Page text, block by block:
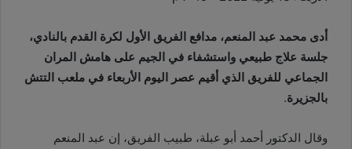
أدى محمد عبد المنعم، مدافع الفريق الأول لكرة القدم بالنادي،
جلسة علاج طبيعي واستشفاء في الجيم على هامش المران
الجماعي للفريق الذي أقيم عصر اليوم الأربعاء في ملعب التتش
بالجزيرة.
وقال الدكتور أحمد أبو عبلة، طبيب الفريق، إن عبد المنعم